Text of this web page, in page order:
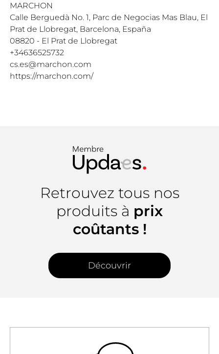
MARCHON
Calle Berguedà No. 1, Parc de Negocias Mas Blau, El
Prat de Llobregat, Barcelona, España
08820 - El Prat de Llobregat
+34636525732
cs.es@marchon.com
https://marchon.com/
Retrouvez tous nos
produits à prix
coûtants !
Découvrir